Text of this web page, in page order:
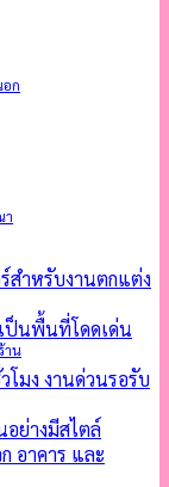
ก
า
าน
สำหรับงานตกแต่ง
ป็นพื้นที่โดดเด่น
มง งานด่วนรอรับ
อย่างมีสไตล์
อาคาร และ